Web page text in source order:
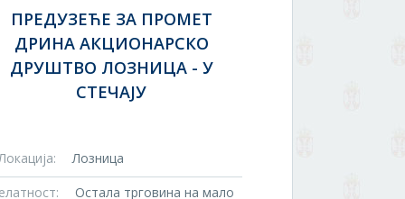
ПРЕДУЗЕЋЕ ЗА ПРОМЕТ
ДРИНА АКЦИОНАРСКО
ДРУШТВО ЛОЗНИЦА - У
СТЕЧАЈУ
Лозница
Остала трговина на мало